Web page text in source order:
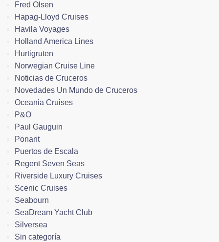
Fred Olsen
Hapag-Lloyd Cruises
Havila Voyages
Holland America Lines
Hurtigruten
Norwegian Cruise Line
Noticias de Cruceros
Novedades Un Mundo de Cruceros
Oceania Cruises
P&O
Paul Gauguin
Ponant
Puertos de Escala
Regent Seven Seas
Riverside Luxury Cruises
Scenic Cruises
Seabourn
SeaDream Yacht Club
Silversea
Sin categoría